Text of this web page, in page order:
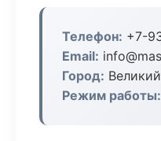
Телефон: +7-
Email:
Город:
Режим работы: